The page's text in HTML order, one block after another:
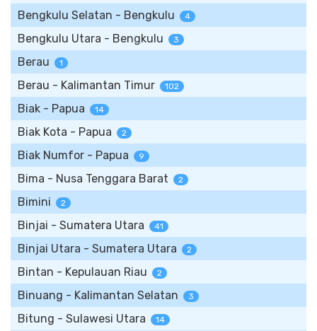
Bengkulu Selatan - Bengkulu 4
Bengkulu Utara - Bengkulu 3
Berau 1
Berau - Kalimantan Timur 102
Biak - Papua 14
Biak Kota - Papua 2
Biak Numfor - Papua 9
Bima - Nusa Tenggara Barat 2
Bimini 2
Binjai - Sumatera Utara 41
Binjai Utara - Sumatera Utara 2
Bintan - Kepulauan Riau 2
Binuang - Kalimantan Selatan 3
Bitung - Sulawesi Utara 14